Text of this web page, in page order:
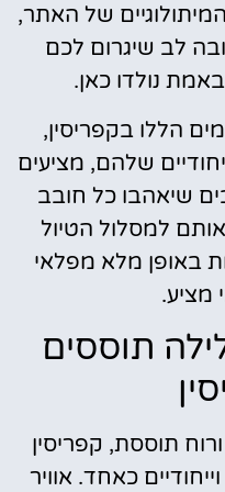
של האתר,
לב שיגרום לכם
נולדו כאן.
הללו בקפריסין,
שלהם, מציעים
שיאהבו כל חובב
למסלול הטיול
באופן מלא מפלאי
מציע.
תוססים
תוססת, קפריסין
כאחד. אוויר